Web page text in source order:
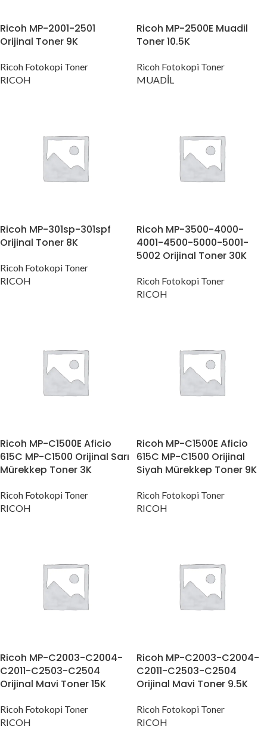
Ricoh MP-2001-2501
Orijinal Toner 9K
Ricoh Fotokopi Toner
RICOH
Ricoh MP-2500E Muadil
Toner 10.5K
Ricoh Fotokopi Toner
MUADİL
Ricoh MP-301sp-301spf
Orijinal Toner 8K
Ricoh Fotokopi Toner
RICOH
Ricoh MP-3500-4000-
4001-4500-5000-5001-
5002 Orijinal Toner 30K
Ricoh Fotokopi Toner
RICOH
Ricoh MP-C1500E Aficio
615C MP-C1500 Orijinal Sarı
Mürekkep Toner 3K
Ricoh Fotokopi Toner
RICOH
Ricoh MP-C1500E Aficio
615C MP-C1500 Orijinal
Siyah Mürekkep Toner 9K
Ricoh Fotokopi Toner
RICOH
Ricoh MP-C2003-C2004-
C2011-C2503-C2504
Orijinal Mavi Toner 15K
Ricoh Fotokopi Toner
RICOH
Ricoh MP-C2003-C2004-
C2011-C2503-C2504
Orijinal Mavi Toner 9.5K
Ricoh Fotokopi Toner
RICOH